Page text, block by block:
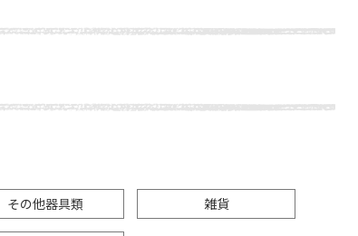
その他器具類 雑貨